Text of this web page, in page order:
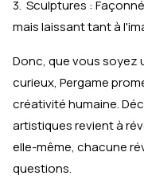
3. Sculptures :
mais laissant tant à
Donc, que vous soyez
curieux, Pergame
créativité humaine.
artistiques revient à
elle-même, chacune
questions.